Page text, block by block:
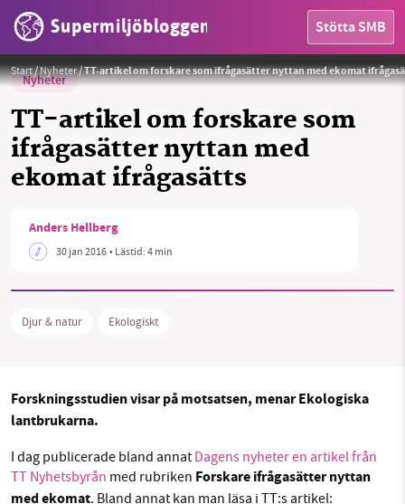
Supermiljöbloggen Stötta SMB
OMRÅDEN
Facebook Instagram BlueSky
Start/Nyheter/TT-artikel om forskare som ifrågasätter nyttan med ekomat
Nyheter
TT-artikel om forskare som
ifrågasätter nyttan med
ekomat ifrågasätts
Anders Hellberg
30 jan 2016• Lästid:4 min
Djur & natur Ekologiskt
Forskningsstudien visar på motsatsen, menar Ekologiska
lantbrukarna.
I dag publicerade bland annat Dagens nyheter en artikel från
TT Nyhetsbyrån med rubriken Forskare ifrågasätter nyttan
. Bland annat kan man läsa i TT:s artikel:
SMB kämpar för en hållbar framtid. Sedan